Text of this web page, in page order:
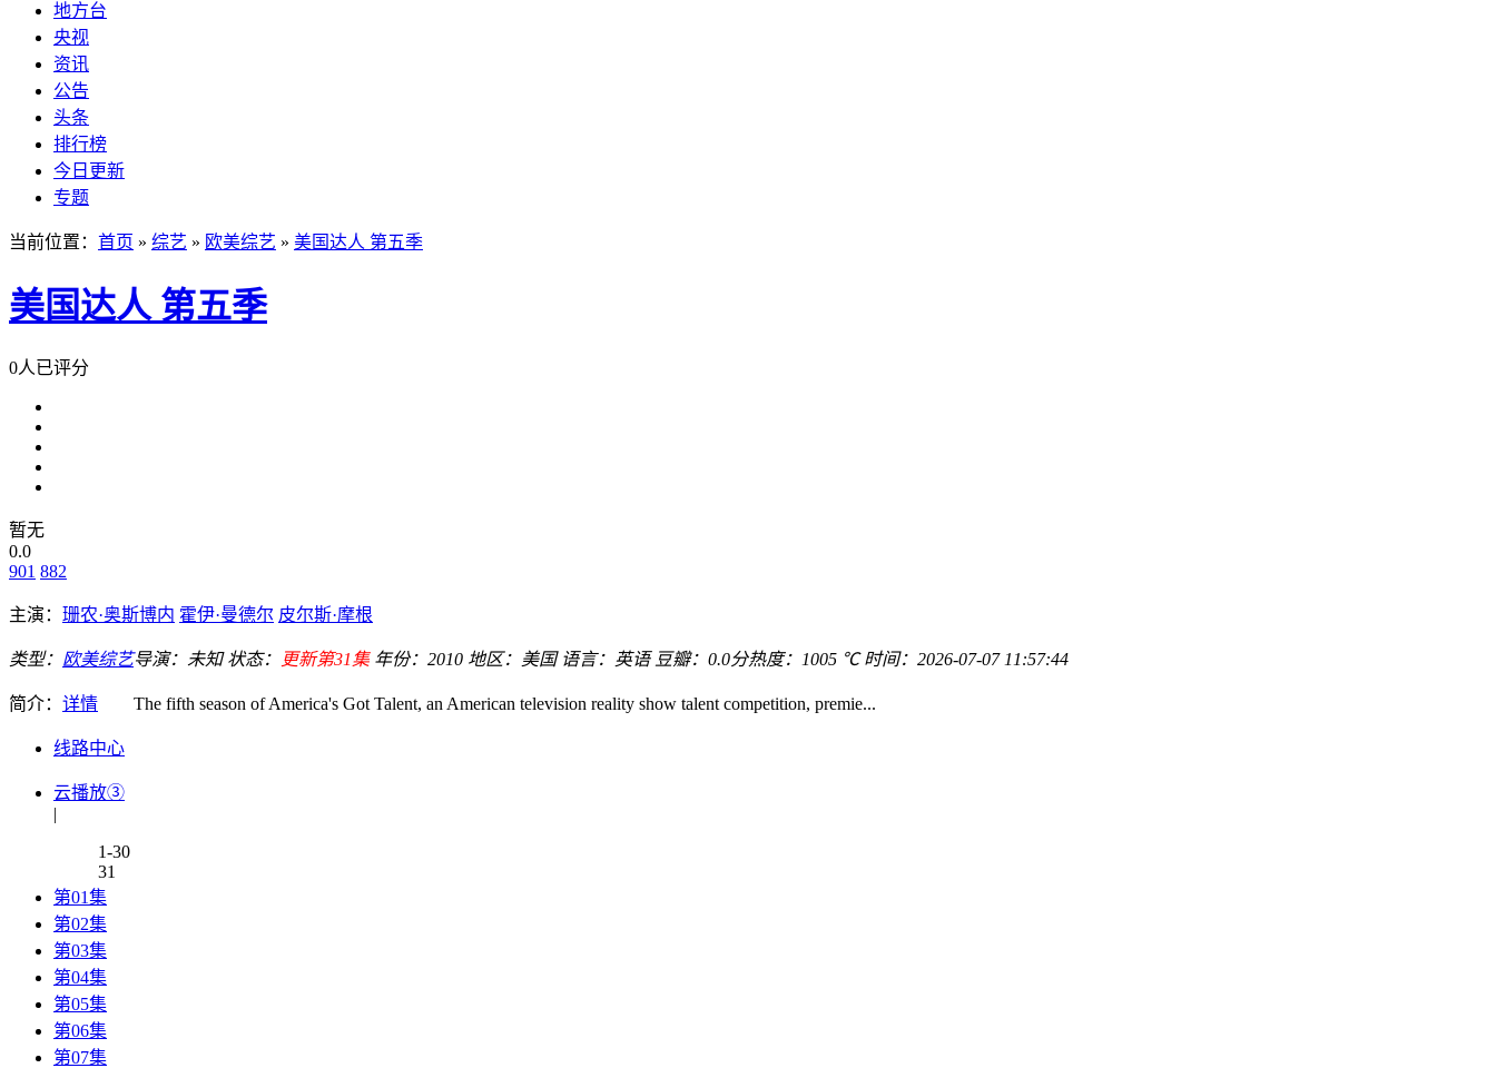
地方台
央视
资讯
公告
头条
排行榜
今日更新
专题
当前位置： 首页 » 综艺 » 欧美综艺 » 美国达人 第五季
美国达人 第五季
0人已评分
暂无
0.0
901 882
主演： 珊农·奥斯博内 霍伊·曼德尔 皮尔斯·摩根
类型： 欧美综艺导演： 未知 状态： 更新第31集 年份： 2010 地区： 美国 语言： 英语 豆瓣：0.0分热度：1005 ℃ 时间： 2026-07-07 11:57:44
简介： 详情 The fifth season of America's Got Talent, an American television reality show talent competition, premie...
线路中心
云播放③
|
1-30
31
第01集
第02集
第03集
第04集
第05集
第06集
第07集